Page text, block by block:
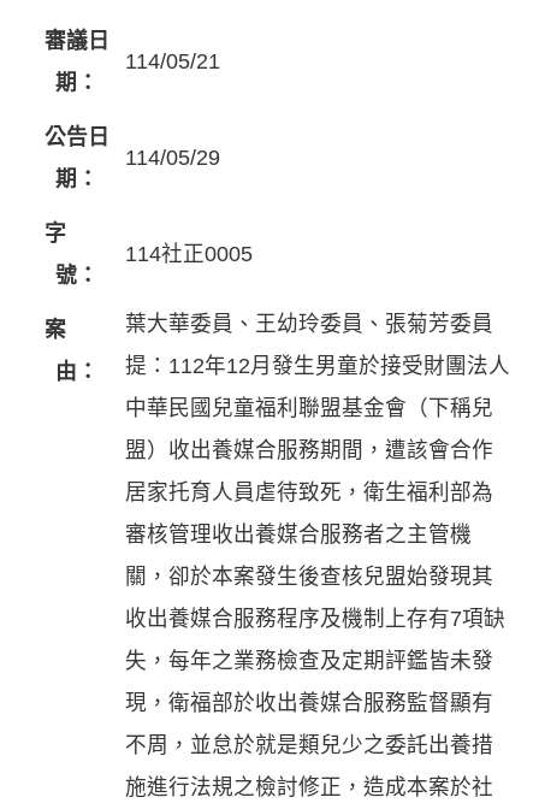
審議日
期：
114/05/21
公告日
期：
114/05/29
字
號：
114社正0005
案
由：
葉大華委員、王幼玲委員、張菊芳委員
提：112年12月發生男童於接受財團法人
中華民國兒童福利聯盟基金會（下稱兒
盟）收出養媒合服務期間，遭該會合作
居家托育人員虐待致死，衛生福利部為
審核管理收出養媒合服務者之主管機
關，卻於本案發生後查核兒盟始發現其
收出養媒合服務程序及機制上存有7項缺
失，每年之業務檢查及定期評鑑皆未發
現，衛福部於收出養媒合服務監督顯有
不周，並怠於就是類兒少之委託出養措
施進行法規之檢討修正，造成本案於社